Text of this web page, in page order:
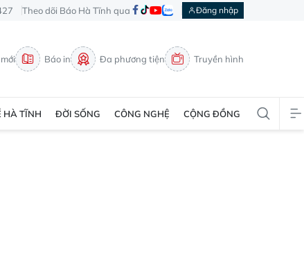
Theo dõi Báo Hà Tĩnh qua Đăng nhập
Báo in Đa phương tiện Truyền hình
HÀ TĨNH ĐỜI SỐNG CÔNG NGHỆ CỘNG ĐỒNG